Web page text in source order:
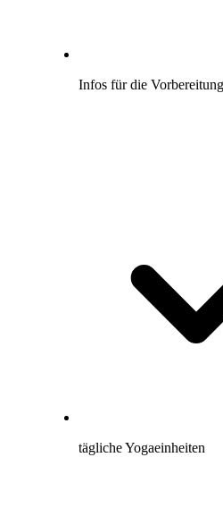
Infos für die Vorbereitung
tägliche Yogaeinheiten